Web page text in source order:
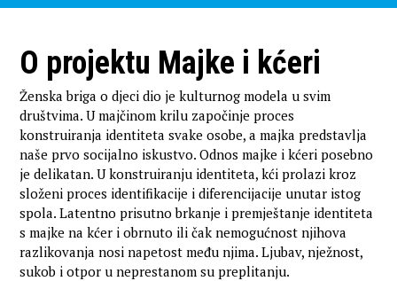
O projektu Majke i kćeri
Ženska briga o djeci dio je kulturnog modela u svim
društvima. U majčinom krilu započinje proces
konstruiranja identiteta svake osobe, a majka predstavlja
naše prvo socijalno iskustvo. Odnos majke i kćeri posebno
je delikatan. U konstruiranju identiteta, kći prolazi kroz
složeni proces identifikacije i diferencijacije unutar istog
spola. Latentno prisutno brkanje i premještanje identiteta
s majke na kćer i obrnuto ili čak nemogućnost njihova
razlikovanja nosi napetost među njima. Ljubav, nježnost,
sukob i otpor u neprestanom su preplitanju.